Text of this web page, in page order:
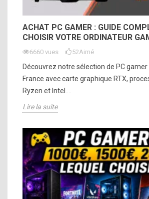
ACHAT PC GAMER : GUIDE
CHOISIR VOTRE ORDINATEUR
6660 vues 52Aimé
Découvrez notre sélection de PC
France avec carte graphique RTX,
Ryzen et Intel....
Lire la suite